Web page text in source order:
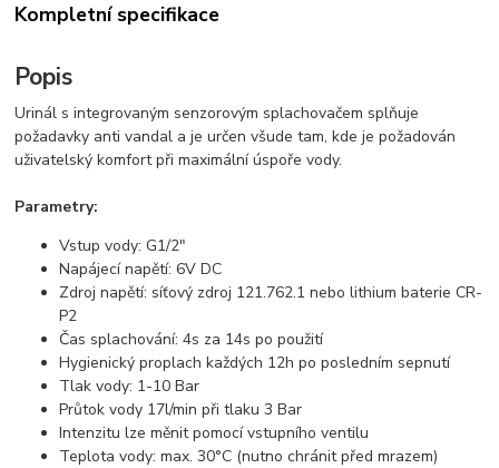
Kompletní specifikace
Popis
Urinál s integrovaným senzorovým splachovačem splňuje
požadavky anti vandal a je určen všude tam, kde je požadován
uživatelský komfort při maximální úspoře vody.
Parametry:
Vstup vody: G1/2"
Napájecí napětí: 6V DC
Zdroj napětí: síťový zdroj 121.762.1 nebo lithium baterie CR-
P2
Čas splachování: 4s za 14s po použití
Hygienický proplach každých 12h po posledním sepnutí
Tlak vody: 1-10 Bar
Průtok vody 17l/min při tlaku 3 Bar
Intenzitu lze měnit pomocí vstupního ventilu
Teplota vody: max. 30°C (nutno chránit před mrazem)